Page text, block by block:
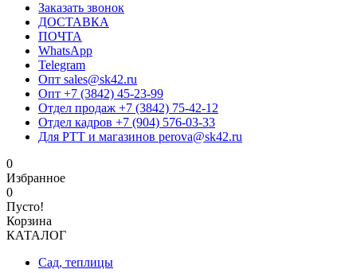
Заказать звонок
ДОСТАВКА
ПОЧТА
WhatsApp
Telegram
Опт sales@sk42.ru
Опт +7 (3842) 45-23-99
Отдел продаж +7 (3842) 75-42-12
Отдел кадров +7 (904) 576-03-33
Для РТТ и магазинов perova@sk42.ru
0
Избранное
0
Пусто!
Корзина
КАТАЛОГ
Сад, теплицы